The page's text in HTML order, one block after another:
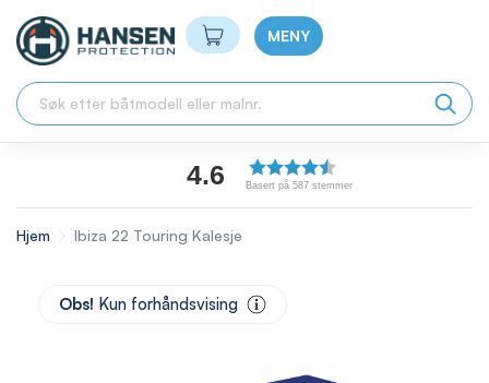
Min handlekurv
MENY
4.6 Basert på 587 stemmer
Hjem Ibiza 22 Touring Kalesje
Obs! Kun forhåndsvising